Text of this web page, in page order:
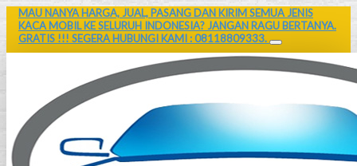
MAU NANYA HARGA, JUAL, PASANG DAN KIRIM SEMUA JENIS
KACA MOBIL KE SELURUH INDONESIA? JANGAN RAGU BERTANYA.
GRATIS !!! SEGERA HUBUNGI KAMI : 08118809333.